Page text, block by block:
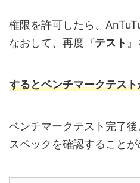
権限を許可したら、
なおして、再度『テスト
するとベンチマークテス
ベンチマークテスト完了
スペックを確認することが